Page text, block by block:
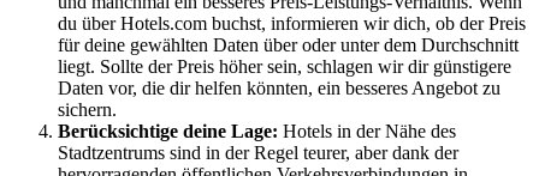
du über Hotels.com buchst, informieren wir dich, ob der Preis
für deine gewählten Daten über oder unter dem Durchschnitt
liegt. Sollte der Preis höher sein, schlagen wir dir günstigere
Daten vor, die dir helfen könnten, ein besseres Angebot zu
sichern.
Berücksichtige deine Lage: Hotels in der Nähe des
Stadtzentrums sind in der Regel teurer, aber dank der